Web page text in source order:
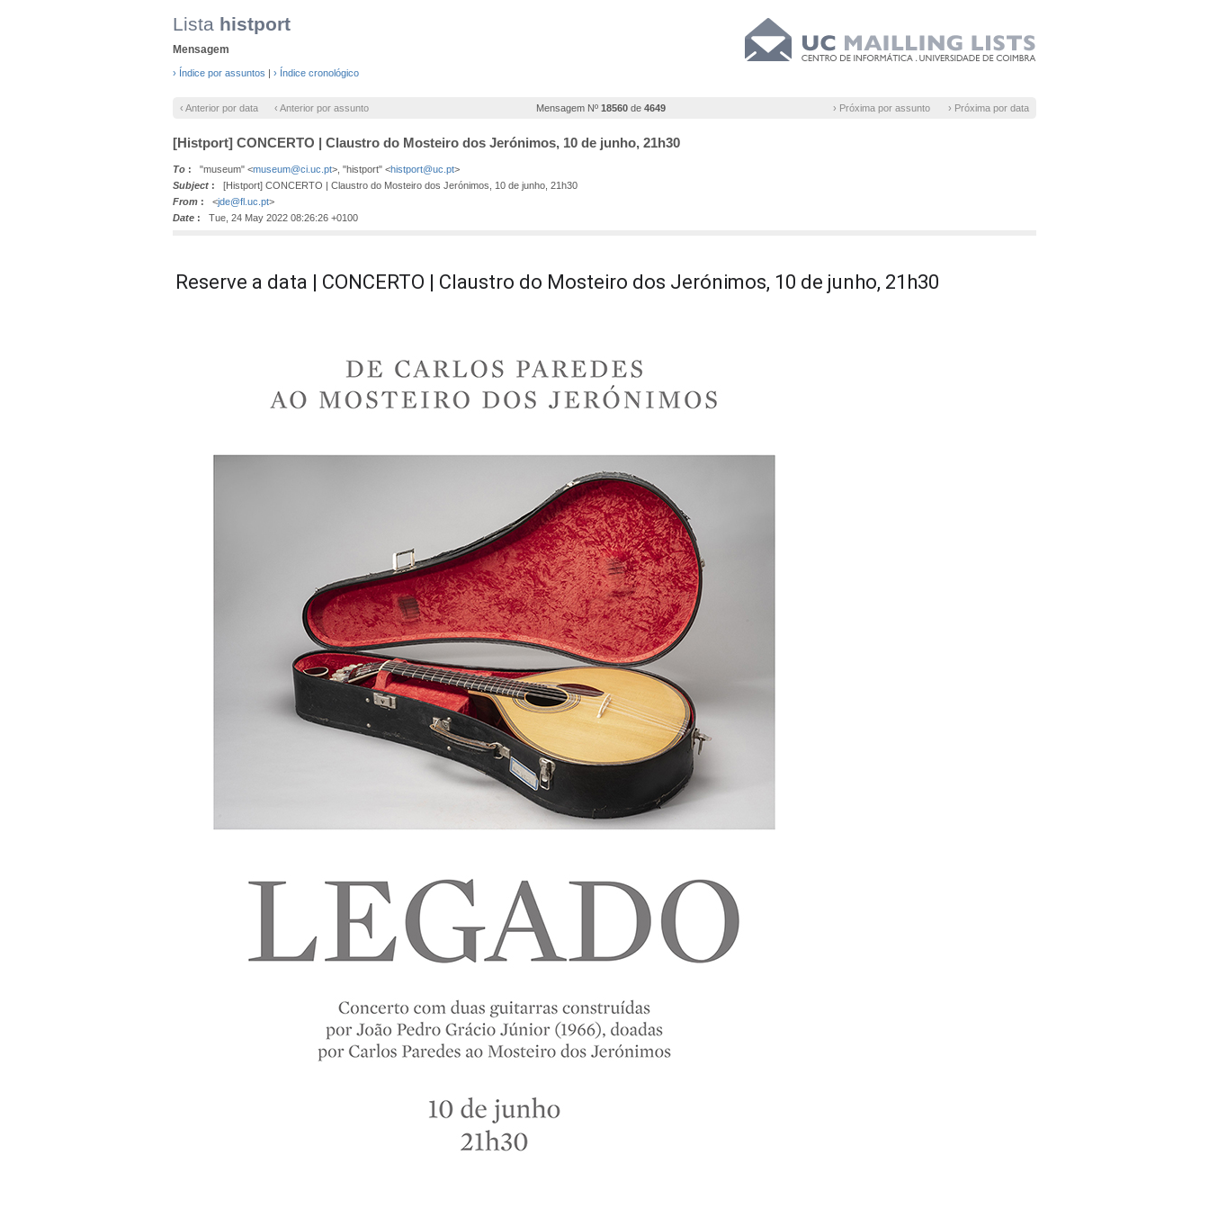
Lista histport
Mensagem
› Índice por assuntos | › Índice cronológico
‹ Anterior por data ‹ Anterior por assunto Mensagem Nº 18560 de 4649 › Próxima por assunto › Próxima por data
[Histport] CONCERTO | Claustro do Mosteiro dos Jerónimos, 10 de junho, 21h30
To : "museum" <museum@ci.uc.pt>, "histport" <histport@uc.pt>
Subject : [Histport] CONCERTO | Claustro do Mosteiro dos Jerónimos, 10 de junho, 21h30
From : <jde@fl.uc.pt>
Date : Tue, 24 May 2022 08:26:26 +0100
Reserve a data | CONCERTO | Claustro do Mosteiro dos Jerónimos, 10 de junho, 21h30